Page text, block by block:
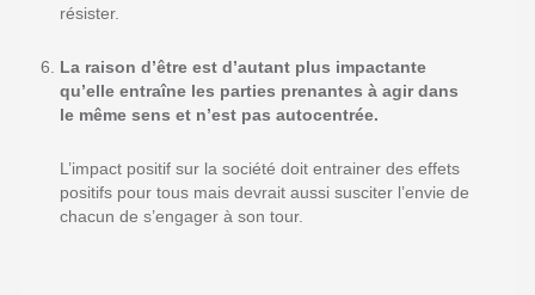
résister.
La raison d’être est d’autant plus impactante
qu’elle entraîne les parties prenantes à agir dans
le même sens et n’est pas autocentrée.
L’impact positif sur la société doit entrainer des effets
positifs pour tous mais devrait aussi susciter l’envie de
chacun de s’engager à son tour.